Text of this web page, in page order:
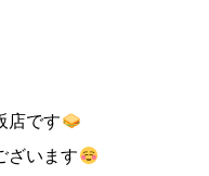
店です
ざいます